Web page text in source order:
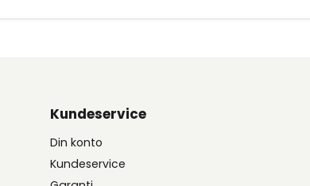
Kundeservice
Din konto
Kundeservice